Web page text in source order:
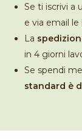
Se ti iscrivi a
e via email le
La
in 4 giorni
Se spendi
standard è